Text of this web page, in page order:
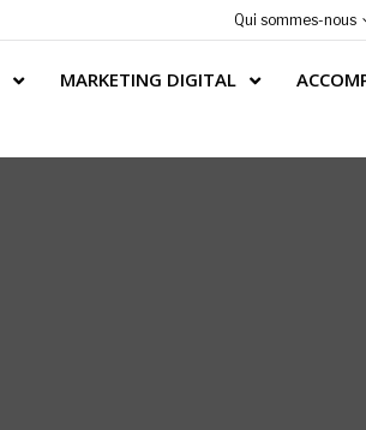
Qui sommes-nous
MARKETING DIGITAL